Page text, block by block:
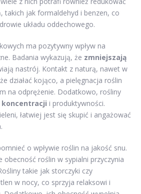
takich jak formaldehyd i benzen, co
układu oddechowego.
ma pozytywny wpływ na
Badania wykazują, że zmniejszają
nastrój. Kontakt z naturą, nawet w
działać kojąco, a pielęgnacja roślin
na odprężenie. Dodatkowo, rośliny
koncentracji i produktywności.
łatwiej jest się skupić i angażować
o wpływie roślin na jakość snu.
obecność roślin w sypialni przyczynia
takie jak storczyki czy
w nocy, co sprzyja relaksowi i